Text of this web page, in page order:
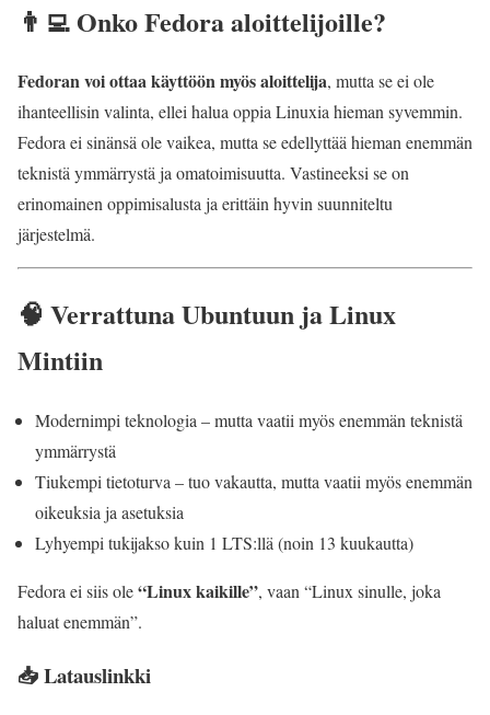
👨‍💻 Onko Fedora aloittelijoille?
Fedoran voi ottaa käyttöön myös aloittelija, mutta se ei ole
ihanteellisin valinta, ellei halua oppia Linuxia hieman syvemmin.
Fedora ei sinänsä ole vaikea, mutta se edellyttää hieman enemmän
teknistä ymmärrystä ja omatoimisuutta. Vastineeksi se on
erinomainen oppimisalusta ja erittäin hyvin suunniteltu
järjestelmä.
🧠 Verrattuna Ubuntuun ja Linux
Mintiin
Modernimpi teknologia – mutta vaatii myös enemmän teknistä
ymmärrystä
Tiukempi tietoturva – tuo vakautta, mutta vaatii myös enemmän
oikeuksia ja asetuksia
Lyhyempi tukijakso kuin 1 LTS:llä (noin 13 kuukautta)
Fedora ei siis ole“Linux kaikille”, vaan “Linux sinulle, joka
haluat enemmän”.
📥 Latauslinkki